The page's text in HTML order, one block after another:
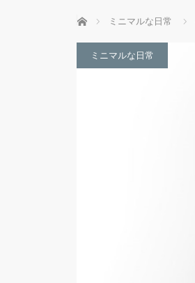
ホーム ミニマルな日常
ミニマルな日常